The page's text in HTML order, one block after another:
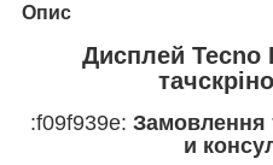
Опис
Дисплей Tecno
:f09f939e: Замовлення
и